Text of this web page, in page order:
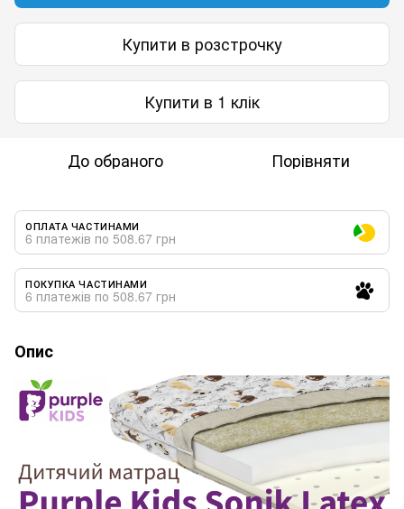
Купити в розстрочку
Купити в 1 клік
До обраного Порівняти
ОПЛАТА ЧАСТИНАМИ
6 платежів по 508.67 грн
ПОКУПКА ЧАСТИНАМИ
6 платежів по 508.67 грн
Опис